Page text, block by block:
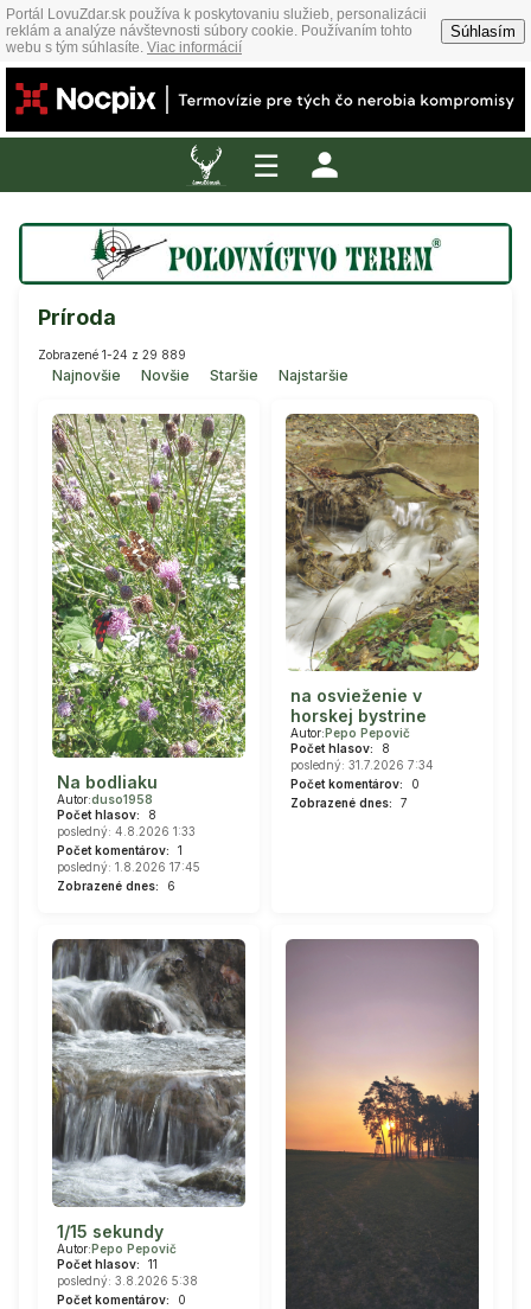
Portál LovuZdar.sk používa k poskytovaniu služieb, personalizácii
reklám a analýze návštevnosti súbory cookie. Používaním tohto
webu s tým súhlasíte. Viac informácií
Súhlasím
☰
Príroda
Zobrazené 1-24 z 29 889
Najnovšie Novšie Staršie Najstaršie
Na bodliaku
Autor:duso1958
Počet hlasov:
8
posledný: 4.8.2026 1:33
Počet komentárov:
1
posledný: 1.8.2026 17:45
Zobrazené dnes:
6
na osvieženie v
horskej bystrine
Autor:Pepo Pepovič
Počet hlasov:
8
posledný: 31.7.2026 7:34
Počet komentárov:
0
Zobrazené dnes:
7
1/15 sekundy
Autor:Pepo Pepovič
Počet hlasov:
11
posledný: 3.8.2026 5:38
Počet komentárov:
0